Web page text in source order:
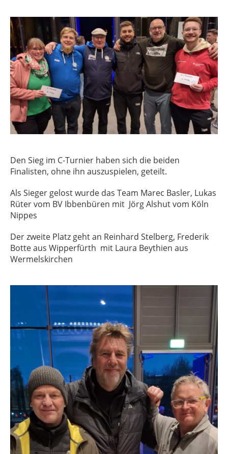
Den Sieg im C-Turnier haben sich die beiden
Finalisten, ohne ihn auszuspielen, geteilt.
Als Sieger gelost wurde das Team Marec Basler, Lukas
Rüter vom BV Ibbenbüren mit Jörg Alshut vom Köln
Nippes
Der zweite Platz geht an Reinhard Stelberg, Frederik
Botte aus Wipperfürth mit Laura Beythien aus
Wermelskirchen